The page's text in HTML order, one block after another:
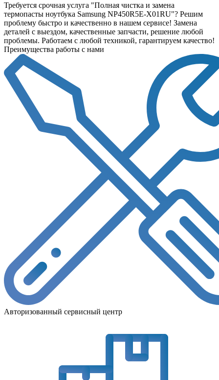
Требуется срочная услуга "Полная чистка и замена
термопасты ноутбука Samsung NP450R5E-X01RU"? Решим
проблему быстро и качественно в нашем сервисе! Замена
деталей с выездом, качественные запчасти, решение любой
проблемы. Работаем с любой техникой, гарантируем качество!
Преимущества работы с нами
Авторизованный сервисный центр